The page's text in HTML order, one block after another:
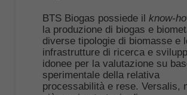
BTS Biogas possiede il know-
la produzione di biogas e
diverse tipologie di biomasse e
infrastrutture di ricerca e
idonee per la valutazione su
sperimentale della relativa
processabilità e rese. Versalis,